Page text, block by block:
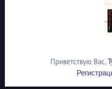
Приветствую Вас,